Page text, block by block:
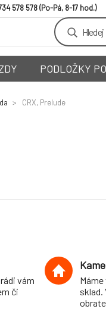
578 578
Hledej
PODLOŽKY
CRX, Prelude
vám
či
sklad.